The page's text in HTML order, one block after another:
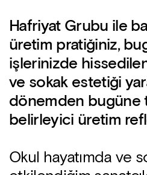
Hafriyat Grubu ile
üretim pratiğiniz,
işlerinizde
ve sokak estetiği
dönemden bugüne
belirleyici üretim
Okul hayatımda ve